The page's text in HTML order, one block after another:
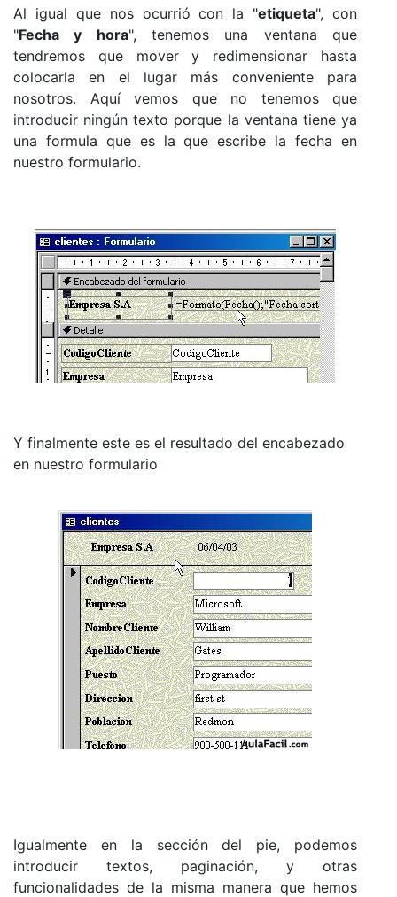
Al igual que nos ocurrió con la "etiqueta", con
"Fecha y hora", tenemos una ventana que
tendremos que mover y redimensionar hasta
colocarla en el lugar más conveniente para
nosotros. Aquí vemos que no tenemos que
introducir ningún texto porque la ventana tiene ya
una formula que es la que escribe la fecha en
nuestro formulario.
Y finalmente este es el resultado del encabezado
en nuestro formulario
Igualmente en la sección del pie, podemos
introducir textos, paginación, y otras
funcionalidades de la misma manera que hemos